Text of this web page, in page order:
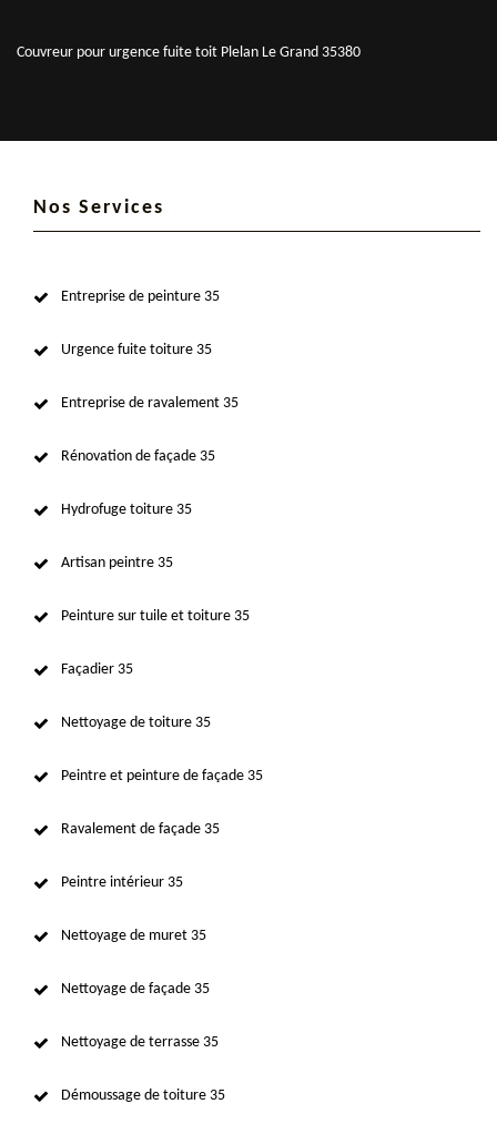
Couvreur pour urgence fuite toit Plelan Le Grand 35380
Nos Services
Entreprise de peinture 35
Urgence fuite toiture 35
Entreprise de ravalement 35
Rénovation de façade 35
Hydrofuge toiture 35
Artisan peintre 35
Peinture sur tuile et toiture 35
Façadier 35
Nettoyage de toiture 35
Peintre et peinture de façade 35
Ravalement de façade 35
Peintre intérieur 35
Nettoyage de muret 35
Nettoyage de façade 35
Nettoyage de terrasse 35
Démoussage de toiture 35